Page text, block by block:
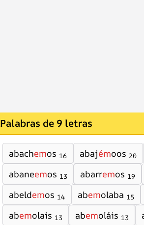
Palabras de 9 letras
abachemos 16 abajémoos 20
abaneemos 13 abarremos 19
abeldemos 14 abemolaba 15
abemolais 13 abemoláis 13